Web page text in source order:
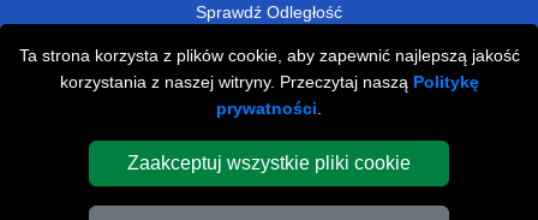
Ta strona korzysta z plików cookie, aby zapewnić najlepszą jakość
korzystania z naszej witryny. Przeczytaj naszą Politykę
prywatności
Zaakceptuj wszystkie pliki cookie
Sprawdź Odległość
Man and Van Removals